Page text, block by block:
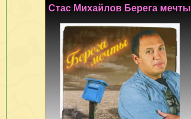
Стас Михайлов Берега мечты